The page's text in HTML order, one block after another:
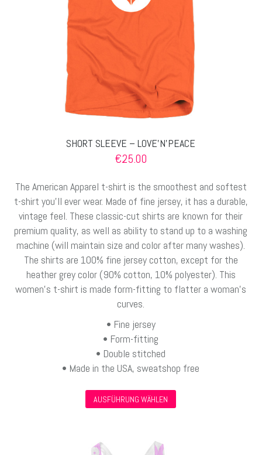
Produktseite
gewählt
werden
SHORT SLEEVE – LOVE’N’PEACE
€25.00
The American Apparel t-shirt is the smoothest and softest
t-shirt you’ll ever wear. Made of fine jersey, it has a durable,
vintage feel. These classic-cut shirts are known for their
premium quality, as well as ability to stand up to a washing
machine (will maintain size and color after many washes).
The shirts are 100% fine jersey cotton, except for the
heather grey color (90% cotton, 10% polyester). This
women’s t-shirt is made form-fitting to flatter a woman’s
curves.
• Fine jersey
• Form-fitting
• Double stitched
• Made in the USA, sweatshop free
AUSFÜHRUNG WÄHLEN
Produkt